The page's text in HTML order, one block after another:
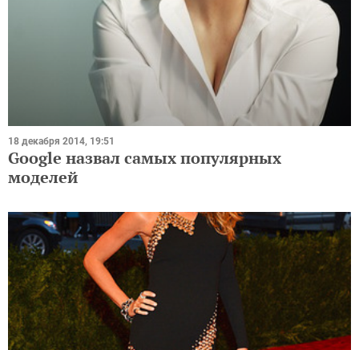
18 декабря 2014, 19:51
Google назвал самых популярных
моделей